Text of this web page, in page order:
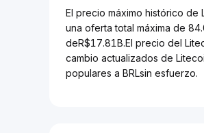
El precio máximo histórico
una oferta total máxima de
deR$17.81B.El precio del
cambio actualizados de
populares a BRLsin esfuerzo.